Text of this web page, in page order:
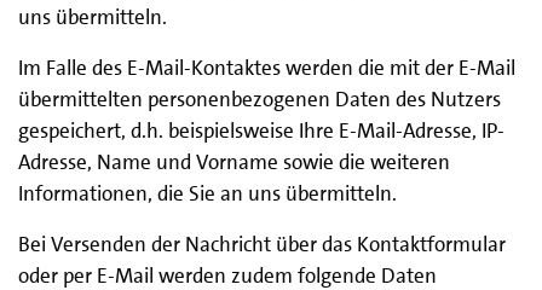
uns übermitteln.
Im Falle des E-Mail-Kontaktes werden die mit der E-Mail
übermittelten personenbezogenen Daten des Nutzers
gespeichert, d.h. beispielsweise Ihre E-Mail-Adresse, IP-
Adresse, Name und Vorname sowie die weiteren
Informationen, die Sie an uns übermitteln.
Bei Versenden der Nachricht über das Kontaktformular
oder per E-Mail werden zudem folgende Daten